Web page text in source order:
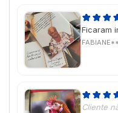
Ficaram
Cliente